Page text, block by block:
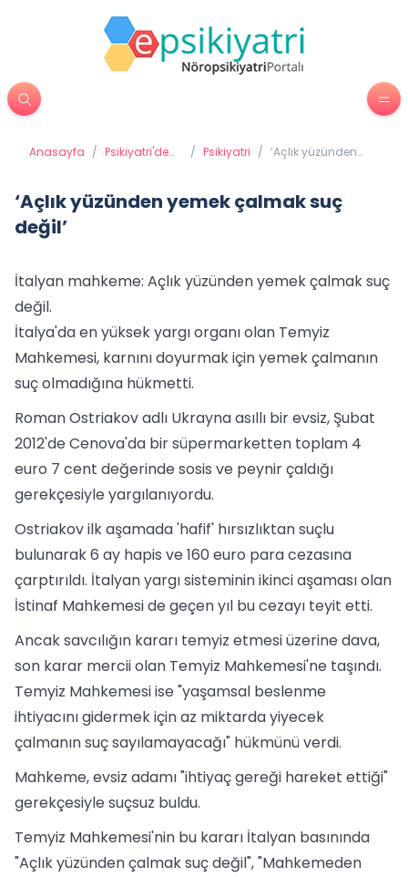
Anasayfa / Psikiyatri'de
/ Psikiyatri / ‘Açlık yüzünden
‘Açlık yüzünden yemek çalmak suç
değil’
İtalyan mahkeme: Açlık yüzünden yemek çalmak suç
değil.
İtalya'da en yüksek yargı organı olan Temyiz
Mahkemesi, karnını doyurmak için yemek çalmanın
suç olmadığına hükmetti.
Roman Ostriakov adlı Ukrayna asıllı bir evsiz, Şubat
2012'de Cenova'da bir süpermarketten toplam 4
euro 7 cent değerinde sosis ve peynir çaldığı
gerekçesiyle yargılanıyordu.
Ostriakov ilk aşamada 'hafif' hırsızlıktan suçlu
bulunarak 6 ay hapis ve 160 euro para cezasına
çarptırıldı. İtalyan yargı sisteminin ikinci aşaması olan
İstinaf Mahkemesi de geçen yıl bu cezayı teyit etti.
Ancak savcılığın kararı temyiz etmesi üzerine dava,
son karar mercii olan Temyiz Mahkemesi'ne taşındı.
Temyiz Mahkemesi ise "yaşamsal beslenme
ihtiyacını gidermek için az miktarda yiyecek
çalmanın suç sayılamayacağı" hükmünü verdi.
Mahkeme, evsiz adamı "ihtiyaç gereği hareket ettiği"
gerekçesiyle suçsuz buldu.
Temyiz Mahkemesi'nin bu kararı İtalyan basınında
"Açlık yüzünden çalmak suç değil", "Mahkemeden